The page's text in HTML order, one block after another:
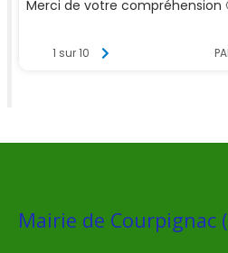
Mairie de Courpignac